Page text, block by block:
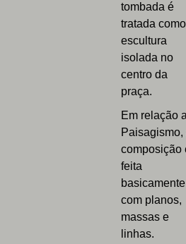
tombada é
tratada como
escultura
isolada no
centro da
praça.
Em relação
Paisagismo,
composição
feita
basicamente
com planos,
massas e
linhas.